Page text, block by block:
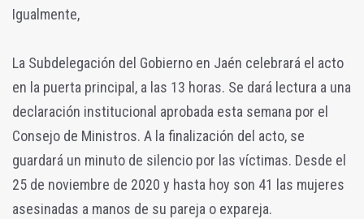
Igualmente,
La Subdelegación del Gobierno en Jaén celebrará el acto
en la puerta principal, a las 13 horas. Se dará lectura a una
declaración institucional aprobada esta semana por el
Consejo de Ministros. A la finalización del acto, se
guardará un minuto de silencio por las víctimas. Desde el
25 de noviembre de 2020 y hasta hoy son 41 las mujeres
asesinadas a manos de su pareja o expareja.